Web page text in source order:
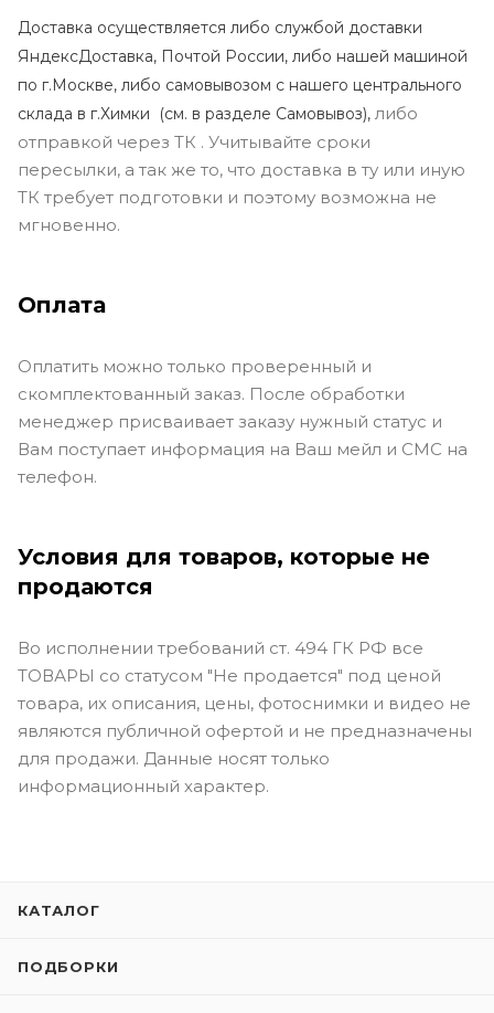
Доставка осуществляется либо службой доставки
ЯндексДоставка, Почтой России, либо нашей машиной
по г.Москве, либо самовывозом с нашего центрального
склада в г.Химки (см. в разделе Самовывоз), либо
отправкой через ТК . Учитывайте сроки
пересылки, а так же то, что доставка в ту или иную
ТК требует подготовки и поэтому возможна не
мгновенно.
Оплата
Оплатить можно только проверенный и
скомплектованный заказ. После обработки
менеджер присваивает заказу нужный статус и
Вам поступает информация на Ваш мейл и СМС на
телефон.
Условия для товаров, которые не
продаются
Во исполнении требований ст. 494 ГК РФ все
ТОВАРЫ со статусом "Не продается" под ценой
товара, их описания, цены, фотоснимки и видео не
являются публичной офертой и не предназначены
для продажи. Данные носят только
информационный характер.
КАТАЛОГ
ПОДБОРКИ